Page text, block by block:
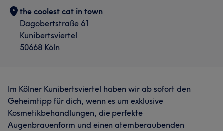
the coolest cat in town
Dagobertstraße 61
Kunibertsviertel
50668 Köln
Im Kölner Kunibertsviertel haben wir ab sofort den
Geheimtipp für dich, wenn es um exklusive
Kosmetikbehandlungen, die perfekte
Augenbrauenform und einen atemberaubenden